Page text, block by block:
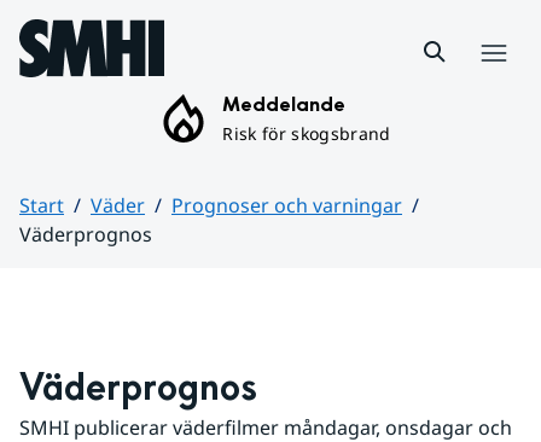
Hoppa till sidans innehåll
Meddelande
Risk för skogsbrand
Start Väder
Prognoser och varningar
Väderprognos
Väderprognos
SMHI publicerar väderfilmer måndagar, onsdagar och